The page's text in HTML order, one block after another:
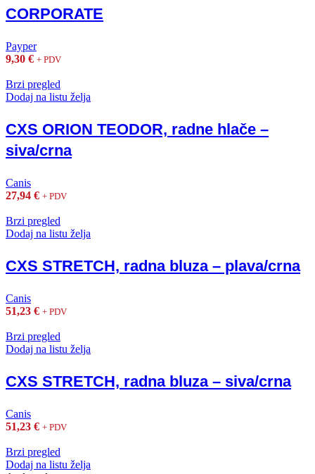
CORPORATE
Payper
9,30 € + PDV
Brzi pregled
Dodaj na listu želja
CXS ORION TEODOR, radne hlače –
siva/crna
Canis
27,94 € + PDV
Brzi pregled
Dodaj na listu želja
CXS STRETCH, radna bluza – plava/crna
Canis
51,23 € + PDV
Brzi pregled
Dodaj na listu želja
CXS STRETCH, radna bluza – siva/crna
Canis
51,23 € + PDV
Brzi pregled
Dodaj na listu želja